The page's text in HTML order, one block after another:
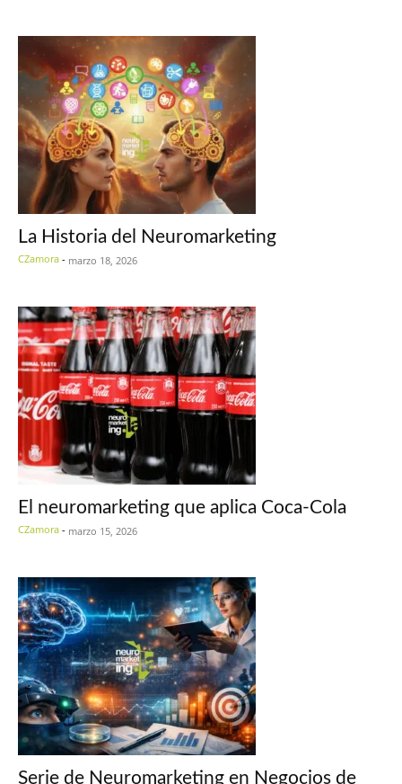
La Historia del Neuromarketing
CZamora - marzo 18, 2026
El neuromarketing que aplica Coca-Cola
CZamora - marzo 15, 2026
Serie de Neuromarketing en Negocios de